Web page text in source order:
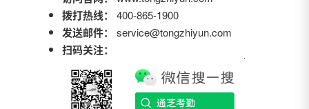
拨打热线： 400-865-1900
发送邮件： service@tongzhiyun.com
扫码关注：